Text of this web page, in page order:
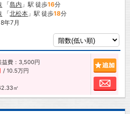
「島内 」駅 徒歩16分
「北松本 」駅 徒歩18分
年7月
益費：3,500円
/ 10.5万円
㎡
お